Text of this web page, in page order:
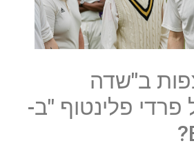
ב"שדה
פלינטוף "ב-